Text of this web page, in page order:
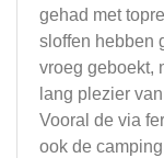
gehad met
sloffen hebben
vroeg geboekt,
lang plezier
Vooral de via
ook de